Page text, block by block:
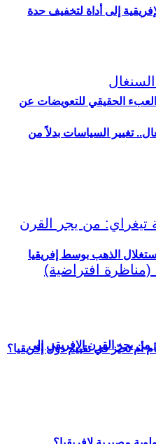
الحقيقي للتعويضات عن
من يجر القرن الإفريقي إلى
إلى أداة لتخفيف حدة
تغيير السياسات بدلاً من
الذهب بوسط إفريقيا
أم تحيّز في تقييم دول إفريقيا؟